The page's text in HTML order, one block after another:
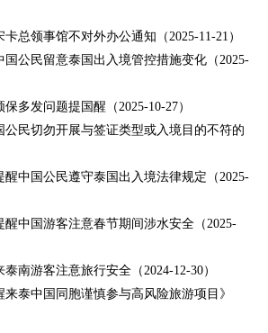
总领事馆不对外办公通知（2025-11-21）
国公民留意泰国出入境管控措施变化（2025-
多发问题提国醒（2025-10-27）
公民切勿开展与签证类型或入境目的不符的
醒中国公民遵守泰国出入境法律规定（2025-
醒中国游客注意春节期间涉水安全（2025-
南游客注意旅行安全（2024-12-30）
泰中国同胞谨慎参与高风险旅游项目》